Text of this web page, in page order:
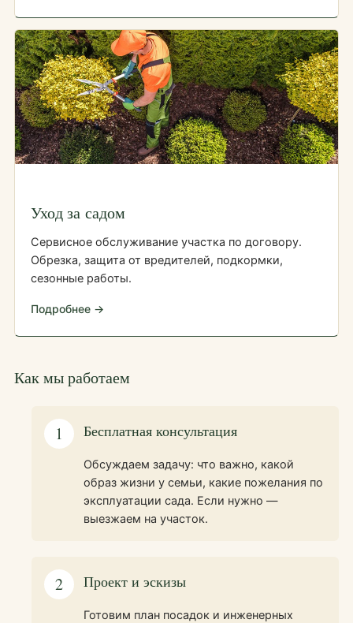
Уход за садом
Сервисное обслуживание участка по договору.
Обрезка, защита от вредителей, подкормки,
сезонные работы.
Подробнее →
Как мы работаем
1 Бесплатная консультация
Обсуждаем задачу: что важно, какой
образ жизни у семьи, какие пожелания по
эксплуатации сада. Если нужно —
выезжаем на участок.
2 Проект и эскизы
Готовим план посадок и инженерных